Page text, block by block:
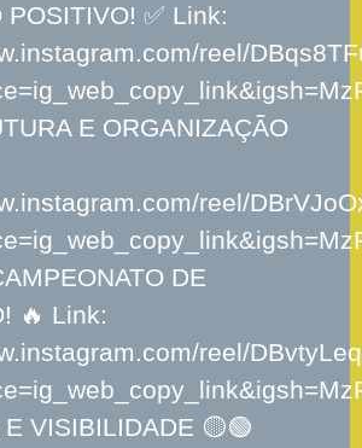
POSITIVO! ✅ Link:
reel/
E ORGANIZAÇÃO
reel/
DE
🔥 Link:
reel/
VISIBILIDADE 🟡🟢